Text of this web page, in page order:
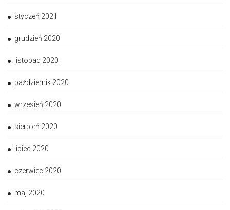
styczeń 2021
grudzień 2020
listopad 2020
październik 2020
wrzesień 2020
sierpień 2020
lipiec 2020
czerwiec 2020
maj 2020